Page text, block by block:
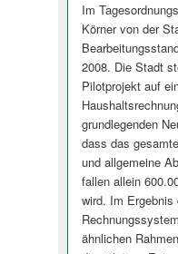
Im
Körner von der
2008. Die Stadt
Pilotprojekt auf
grundlegenden
dass das
und allgemeine
fallen allein
wird. Im Ergebnis
ähnlichen